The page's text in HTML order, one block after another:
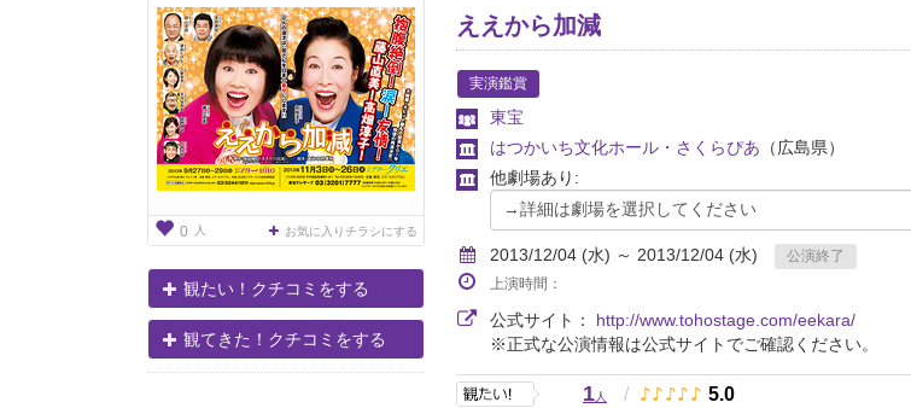
0 人 お気に入りチラシにする
観たい！クチコミをする
観てきた！クチコミをする
ええから加減
実演鑑賞
東宝
はつかいち文化ホール・さくらぴあ （広島県）
他劇場あり:
2013/12/04 (水) ～ 2013/12/04 (水)
公演終了
上演時間：
公式サイト： http://www.tohostage.com/eekara/
※正式な公演情報は公式サイトでご確認ください。
1人 / ♪ ♪ ♪ ♪ ♪ 5.0